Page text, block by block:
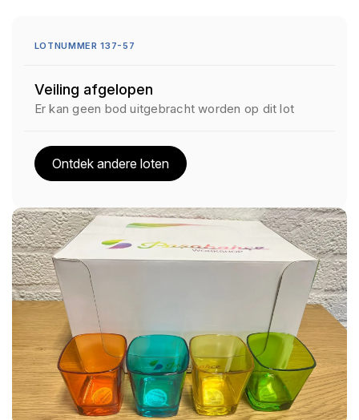
LOTNUMMER 137-57
Veiling afgelopen
Er kan geen bod uitgebracht worden op dit lot
Ontdek andere loten